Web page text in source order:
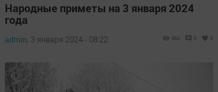
Народные приметы на 3 января 2024
года
admin, 3 января 2024 - 08:22 384 0 0